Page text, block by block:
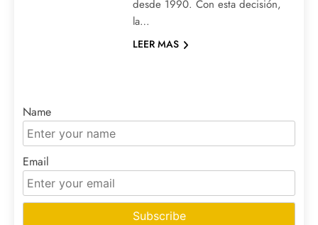
desde 1990. Con esta decisión,
la…
LEER MAS
Name
Email